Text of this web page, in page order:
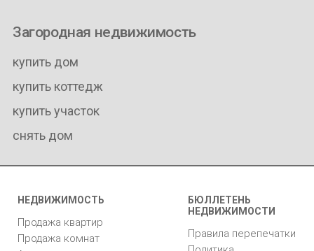
Загородная недвижимость
купить дом
купить коттедж
купить участок
снять дом
НЕДВИЖИМОСТЬ
Продажа квартир
Продажа комнат
БЮЛЛЕТЕНЬ
НЕДВИЖИМОСТИ
Правила перепечатки